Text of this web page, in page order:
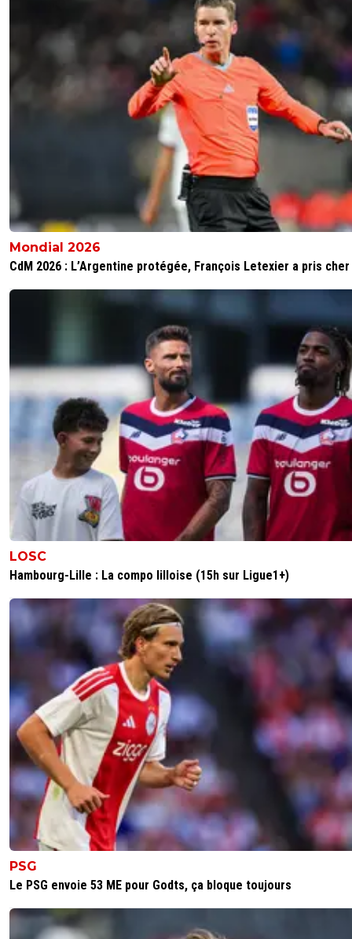
Répondre
flaco75-reviens-l-o 13 juin 2026 à 13:41 +787
Bah , les teutons vont sans doute valider avec un gros
pourcentage à la revente et p’tet même une priorité de
avec un budget validé , normal quoi… 🤪🇧🇷🇵🇹🇫🇷🇺🇦
mynameisbond 13 juin 2026 à 17:29 +311
Ce sera soit % soit rachat prioritaire avec prix fixé
. Mais avant cela il y aura la visite médicale non
mentionnée dans l'article mais primordiale.
Répondre
L3geends 15 juin 2026 à 8:13 +29
Il me semble que les clauses de rachat sont
en france. A verifier
Répondre
「-𝙻𝚢𝚘𝚗𝚗𝚊𝚒𝚜®」 13 juin 2026 à 13:05 +526
C'est agréable de voir son club avec une ligne directrice
et surtout de la voir appliquée efficacement. Direction,
centre de formation et supporters l'ambiance est
tout le monde avance dans la même direction.
4 Répondre
Tu as mangé un clown toi 🤡
2+ Répondre
reds13 13 juin 2026 à 12:42 1098
Son frère duranvillage est pas mauvais aussi
2+ Répondre
Mondial 2026
CdM 2026 : L’Argentine protégée, François Letexier a pris cher
LOSC
Hambourg-Lille : La compo lilloise (15h sur Ligue1+)
PSG
Le PSG envoie 53 ME pour Godts, ça bloque toujours